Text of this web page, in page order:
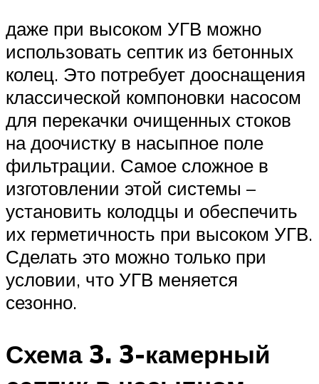
даже при высоком УГВ можно
использовать септик из бетонных
колец. Это потребует дооснащения
классической компоновки насосом
для перекачки очищенных стоков
на доочистку в насыпное поле
фильтрации. Самое сложное в
изготовлении этой системы –
установить колодцы и обеспечить
их герметичность при высоком УГВ.
Сделать это можно только при
условии, что УГВ меняется
сезонно.
Схема 3. 3-камерный